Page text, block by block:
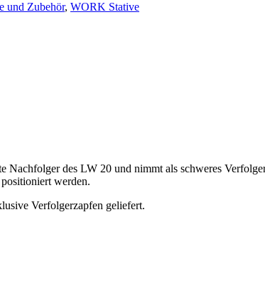
und Zubehör, WORK Stative
des LW 20 und nimmt als schweres
werden.
Verfolgerzapfen geliefert.